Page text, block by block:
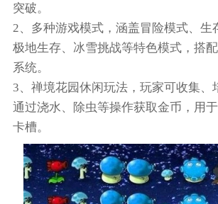
突破。
2、多种游戏模式，涵盖冒险模式、生
极地生存、冰雪挑战等特色模式，搭
系统。
3、禅境花园休闲玩法，玩家可收集、
通过浇水、除虫等操作获取金币，用
卡槽。